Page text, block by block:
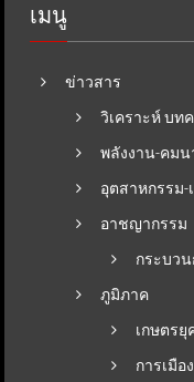
เมนู
ข่าวสาร
วิเคราะห์ บท
พลังงาน-คม
อุตสาหกรรม-
อาชญากรรม
กระบว
ภูมิภาค
เกษตร
การเมือง